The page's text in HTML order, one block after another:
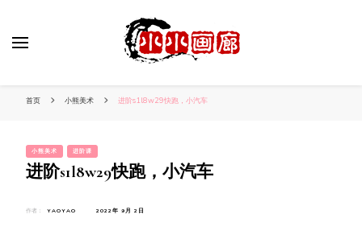
首页 小熊美术 进阶s1l8w29快跑，小汽车
小熊美术 进阶课
进阶s1l8w29快跑，小汽车
作者： YAOYAO 2022年 9月 2日